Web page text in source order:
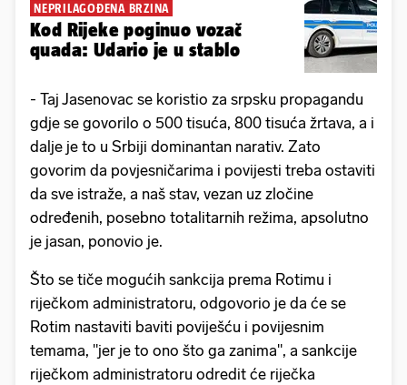
NEPRILAGOĐENA BRZINA
Kod Rijeke poginuo vozač
quada: Udario je u stablo
- Taj Jasenovac se koristio za srpsku propagandu
gdje se govorilo o 500 tisuća, 800 tisuća žrtava, a i
dalje je to u Srbiji dominantan narativ. Zato
govorim da povjesničarima i povijesti treba ostaviti
da sve istraže, a naš stav, vezan uz zločine
određenih, posebno totalitarnih režima, apsolutno
je jasan, ponovio je.
Što se tiče mogućih sankcija prema Rotimu i
riječkom administratoru, odgovorio je da će se
Rotim nastaviti baviti poviješću i povijesnim
temama, "jer je to ono što ga zanima", a sankcije
riječkom administratoru odredit će riječka